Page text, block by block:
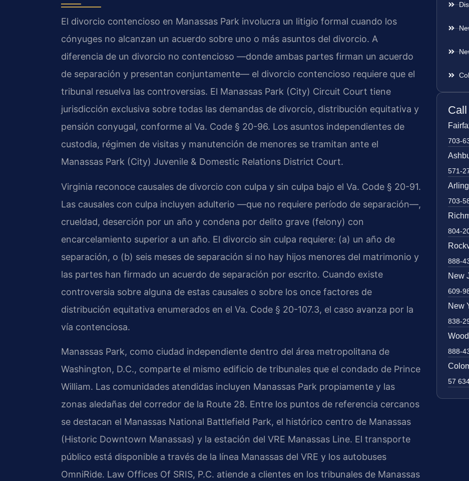
El divorcio contencioso en Manassas Park involucra un litigio formal cuando los
cónyuges no alcanzan un acuerdo sobre uno o más asuntos del divorcio. A
diferencia de un divorcio no contencioso —donde ambas partes firman un acuerdo
de separación y presentan conjuntamente— el divorcio contencioso requiere que el
tribunal resuelva las controversias. El Manassas Park (City) Circuit Court tiene
jurisdicción exclusiva sobre todas las demandas de divorcio, distribución equitativa y
pensión conyugal, conforme al Va. Code § 20-96. Los asuntos independientes de
custodia, régimen de visitas y manutención de menores se tramitan ante el
Manassas Park (City) Juvenile & Domestic Relations District Court.
Virginia reconoce causales de divorcio con culpa y sin culpa bajo el Va. Code § 20-91.
Las causales con culpa incluyen adulterio —que no requiere período de separación—,
crueldad, deserción por un año y condena por delito grave (felony) con
encarcelamiento superior a un año. El divorcio sin culpa requiere: (a) un año de
separación, o (b) seis meses de separación si no hay hijos menores del matrimonio y
las partes han firmado un acuerdo de separación por escrito. Cuando existe
controversia sobre alguna de estas causales o sobre los once factores de
distribución equitativa enumerados en el Va. Code § 20-107.3, el caso avanza por la
vía contenciosa.
Manassas Park, como ciudad independiente dentro del área metropolitana de
Washington, D.C., comparte el mismo edificio de tribunales que el condado de Prince
William. Las comunidades atendidas incluyen Manassas Park propiamente y las
zonas aledañas del corredor de la Route 28. Entre los puntos de referencia cercanos
se destacan el Manassas National Battlefield Park, el histórico centro de Manassas
(Historic Downtown Manassas) y la estación del VRE Manassas Line. El transporte
público está disponible a través de la línea Manassas del VRE y los autobuses
OmniRide. Law Offices Of SRIS, P.C. atiende a clientes en los tribunales de Manassas
703-
571-
703-
804-
888-
New
609-
New
838-
888-
57